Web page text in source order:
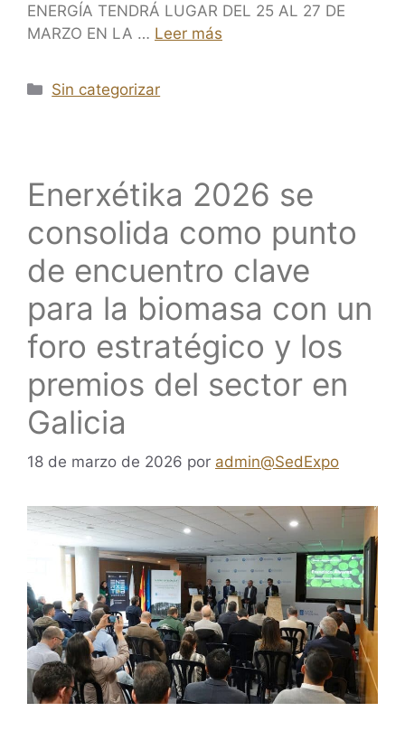
ENERGÍA TENDRÁ LUGAR DEL 25 AL 27 DE
MARZO EN LA … Leer más
Sin categorizar
Enerxétika 2026 se
consolida como punto
de encuentro clave
para la biomasa con un
foro estratégico y los
premios del sector en
Galicia
18 de marzo de 2026 por admin@SedExpo